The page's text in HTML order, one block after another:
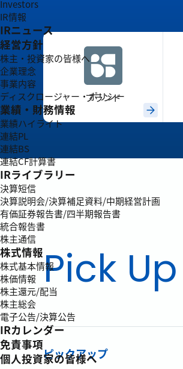
Investors
IR情報
IRニュース
経営方針
株主・投資家の皆様へ
企業理念
事業内容
ディスクロージャー・ポリシー
業績・財務情報
業績ハイライト
連結PL
連結BS
連結CF計算書
IRライブラリー
決算短信
決算説明会/決算補足資料/中期経営計画
有価証券報告書/四半期報告書
統合報告書
株主通信
株式情報
株式基本情報
株価情報
株主還元/配当
株主総会
電子公告/決算公告
IRカレンダー
免責事項
個人投資家の皆様へ
ブランド
Pick Up
ピックアップ